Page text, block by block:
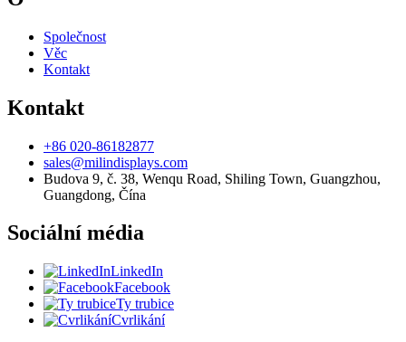
Společnost
Věc
Kontakt
Kontakt
+86 020-86182877
sales@milindisplays.com
Budova 9, č. 38, Wenqu Road, Shiling Town, Guangzhou,
Guangdong, Čína
Sociální média
LinkedIn
Facebook
Ty trubice
Cvrlikání